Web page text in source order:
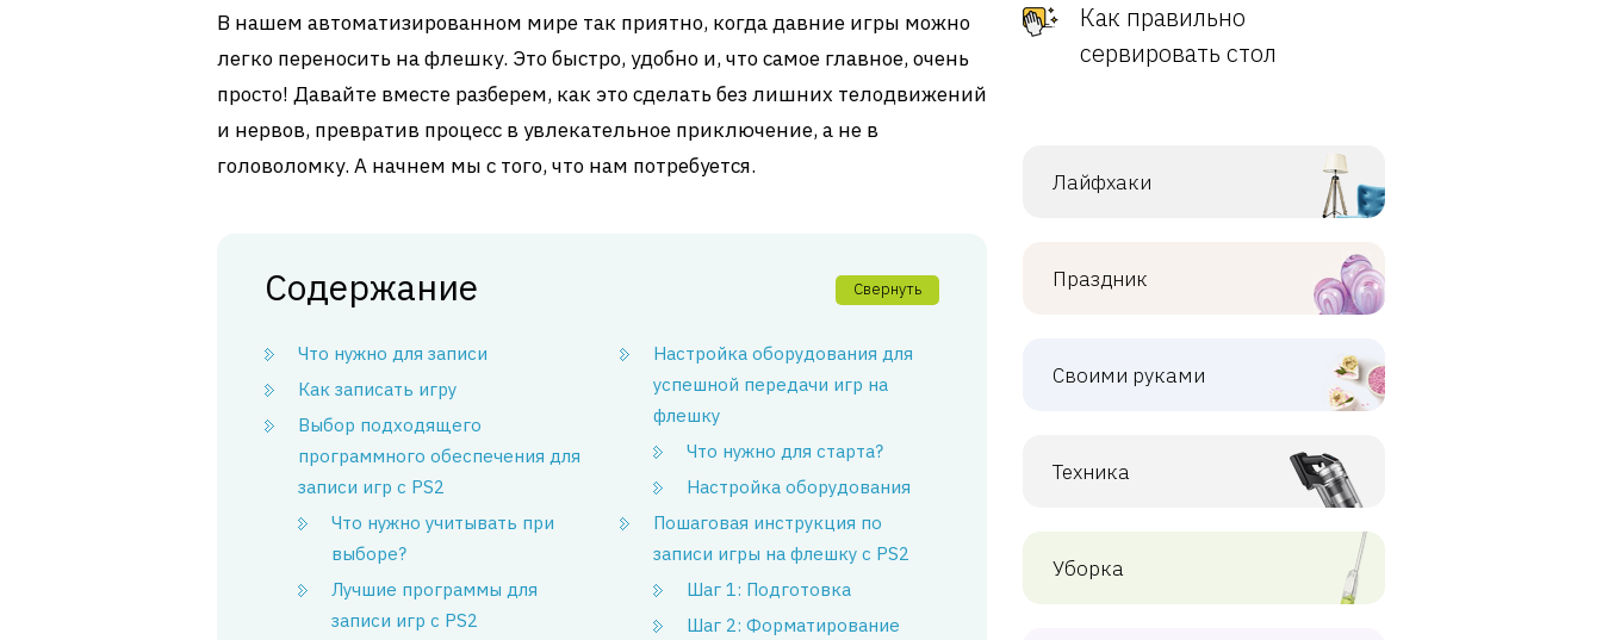
В нашем автоматизированном мире так приятно, когда давние игры можно
легко переносить на флешку. Это быстро, удобно и, что самое главное, очень
просто! Давайте вместе разберем, как это сделать без лишних телодвижений
и нервов, превратив процесс в увлекательное приключение, а не в
головоломку. А начнем мы с того, что нам потребуется.
Содержание Свернуть
Что нужно для записи
Как записать игру
Выбор подходящего
программного обеспечения для
записи игр с PS2
Что нужно учитывать при
выборе?
Лучшие программы для
записи игр с PS2
Настройка оборудования для
успешной передачи игр на
флешку
Что нужно для старта?
Настройка оборудования
Пошаговая инструкция по
записи игры на флешку с PS2
Шаг 1: Подготовка
Шаг 2: Форматирование
Как правильно
сервировать стол
Лайфхаки
Праздник
Своими руками
Техника
Уборка